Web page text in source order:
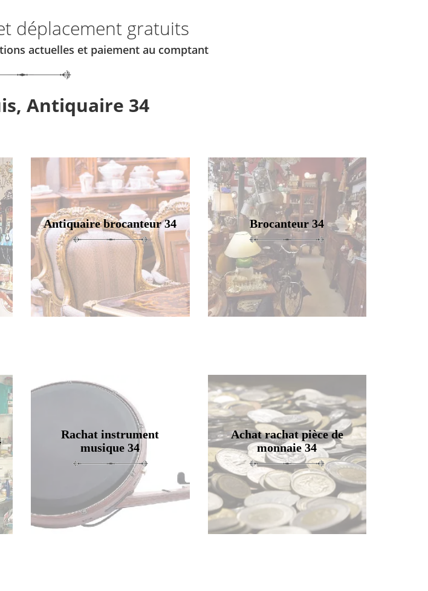
déplacement gratuits
actuelles et paiement au comptant
Antiquaire 34
Antiquaire brocanteur 34 Brocanteur 34
Rachat instrument
musique 34
Achat rachat pièce de
monnaie 34